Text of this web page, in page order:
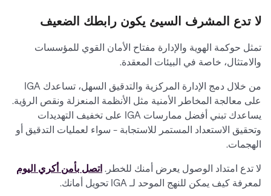
لا تدع المشرف السيئ يكون رابطك الضعيف
تمثل حوكمة الهوية والإدارة مفتاح الأمان القوي للمؤسسات
والامتثال، خاصة في البيئات المعقدة.
من خلال دمج الإدارة المركزية والتدقيق السهل، تساعدك IGA
على معالجة المخاطر الأمنية مثل الأنظمة المنعزلة ونقص الرؤية.
يساعدك تبني أفضل ممارسات IGA على تخفيف التهديدات
وتحقيق الاستعداد المستمر للاستجابة - سواء لعمليات التدقيق أو
الهجمات.
لا تدع امتداد الوصول يعرض أمنك للخطر. اتصل بأمن أكري اليوم
لمعرفة كيف يمكن للنهج الموحد لـ IGA تحويل أمانك.